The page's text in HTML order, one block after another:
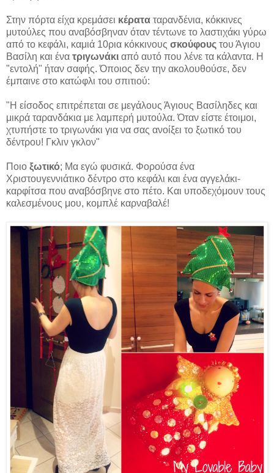
Στην πόρτα είχα κρεμάσει κέρατα ταρανδένια, κόκκινες
μυτούλες που αναβόσβηναν όταν τέντωνε το λαστιχάκι γύρω
από το κεφάλι, καμιά 10ρια κόκκινους σκούφους του Άγιου
Βασίλη και ένα τριγωνάκι από αυτό που λένε τα κάλαντα. Η
"εντολή" ήταν σαφής. Όποιος δεν την ακολουθούσε, δεν
έμπαινε στο κατώφλι του σπιτιού:
"Η είσοδος επιτρέπεται σε μεγάλους Άγιους Βασίληδες και
μικρά ταρανδάκια με λαμπερή μυτούλα. Όταν είστε έτοιμοι,
χτυπήστε το τριγωνάκι για να σας ανοίξει το ξωτικό του
δέντρου! Γκλιν γκλον"
Ποιο ξωτικό; Μα εγώ φυσικά. Φορούσα ένα
Χριστουγεννιάτικο δέντρο στο κεφάλι και ένα αγγελάκι-
καρφίτσα που αναβόσβηνε στο πέτο. Και υποδεχόμουν τους
καλεσμένους μου, κομπλέ καρναβαλέ!